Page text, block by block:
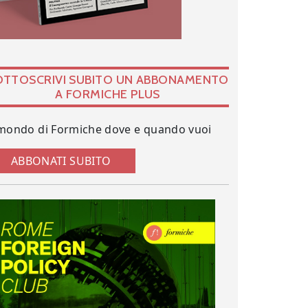
SUBITO UN ABBONAMENTO
A FORMICHE PLUS
di Formiche dove e quando vuoi
ABBONATI SUBITO